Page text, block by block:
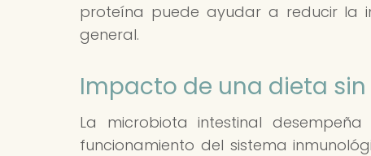
proteína puede ayudar a reducir la
general.
Impacto de una dieta
La microbiota intestinal
funcionamiento del sistema